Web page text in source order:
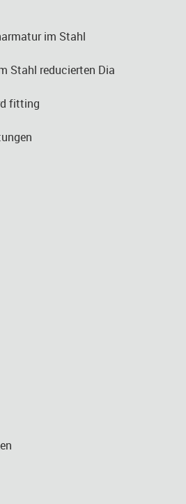
im Stahl
Stahl reducierten Dia
fitting